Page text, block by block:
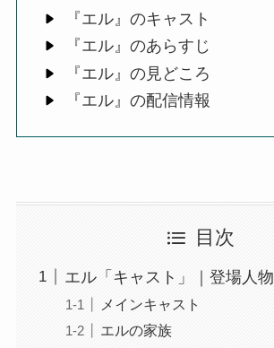
『エル』のキャスト
『エル』のあらすじ
『エル』の見どころ
『エル』の配信情報
目次
エル「キャスト」｜登場人物
メインキャスト
エルの家族